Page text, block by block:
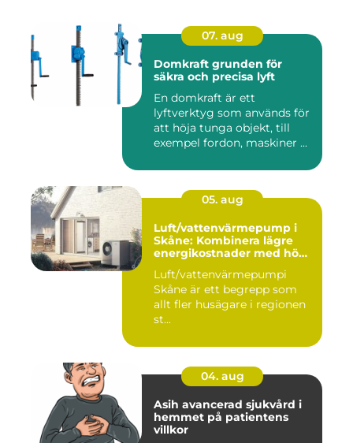
07. aug
Domkraft grunden för
säkra och precisa lyft
En domkraft är ett
lyftverktyg som används för
att höja tunga objekt, till
exempel fordon, maskiner ...
05. aug
Luft/vattenvärmepump i
Skåne: Kombinera lägre
energikostnader med hög
komfort
Luft/vattenvärmepumpi
Skåne är ett begrepp som
allt fler husägare i regionen
st...
04. aug
Asih avancerad sjukvård i
hemmet på patientens
villkor